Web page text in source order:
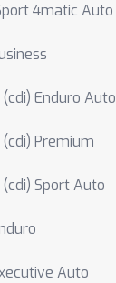
4matic Auto
Enduro Auto
Premium
Sport Auto
Auto